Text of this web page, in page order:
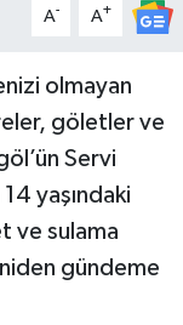
A- A+
olmayan
göletler ve
Servi
yaşındaki
ve sulama
gündeme